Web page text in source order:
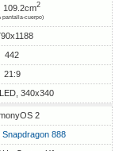
109.2cm2
pantalla-cuerpo)
442
21:9
340х340
2
888